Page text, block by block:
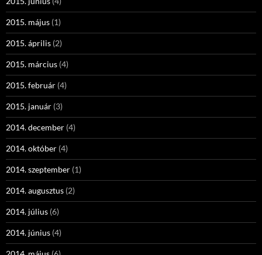
2015. május (1)
2015. április (2)
2015. március (4)
2015. február (4)
2015. január (3)
2014. december (4)
2014. október (4)
2014. szeptember (1)
2014. augusztus (2)
2014. július (6)
2014. június (4)